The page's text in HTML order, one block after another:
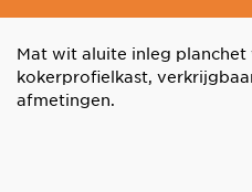
Mat wit aluite inleg
kokerprofielkast,
afmetingen.